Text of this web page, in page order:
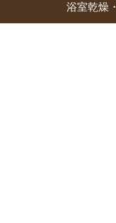
浴室乾燥